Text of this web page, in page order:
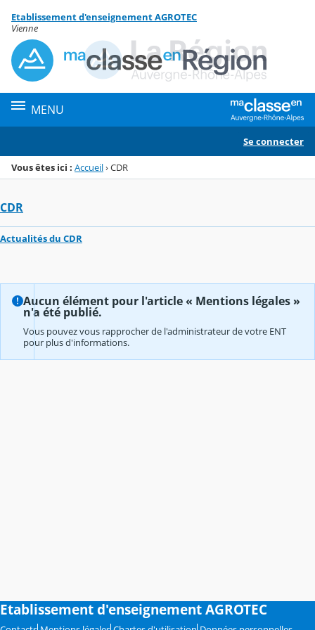
Menu de la rubrique
Contenu
Etablissement d'enseignement AGROTEC
Vienne
MENU
Se connecter
Vous êtes ici : Accueil›CDR
CDR
Actualités du CDR
Aucun élément pour l'article « Mentions légales »
n'a été publié.
Vous pouvez vous rapprocher de l'administrateur de votre ENT
pour plus d'informations.
Etablissement d'enseignement AGROTEC